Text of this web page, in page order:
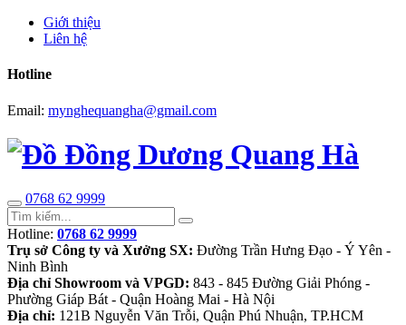
Giới thiệu
Liên hệ
Hotline
Email: mynghequangha@gmail.com
0768 62 9999
Hotline: 0768 62 9999
Trụ sở Công ty và Xưởng SX: Đường Trần Hưng Đạo - Ý Yên -
Ninh Bình
Địa chỉ Showroom và VPGD: 843 - 845 Đường Giải Phóng -
Phường Giáp Bát - Quận Hoàng Mai - Hà Nội
Địa chỉ: 121B Nguyễn Văn Trỗi, Quận Phú Nhuận, TP.HCM